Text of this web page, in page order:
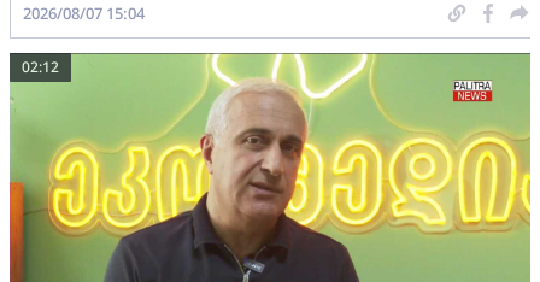
2026/08/07 15:04
02:12